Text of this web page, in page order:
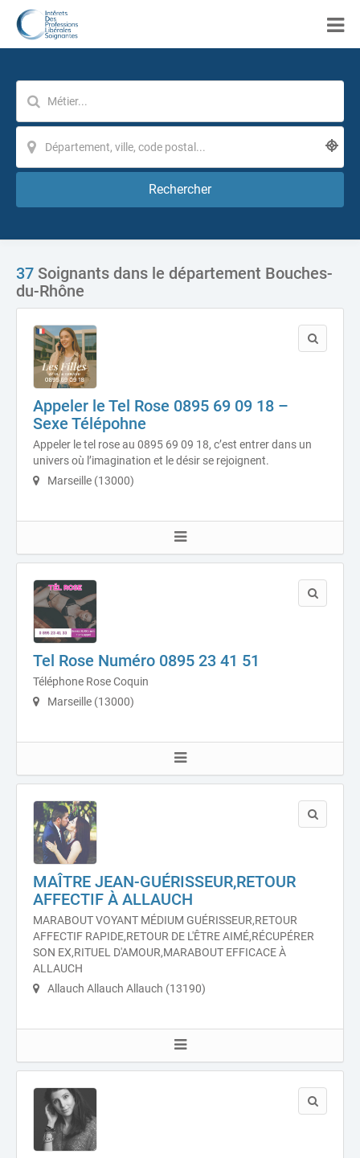
Rechercher
37 Soignants dans le département Bouches-
du-Rhône
Appeler le Tel Rose 0895 69 09 18 –
Sexe Télépohne
Appeler le tel rose au 0895 69 09 18, c’est entrer dans un
univers où l’imagination et le désir se rejoignent.
Marseille (13000)
Tel Rose Numéro 0895 23 41 51
Téléphone Rose Coquin
Marseille (13000)
MAÎTRE JEAN-GUÉRISSEUR,RETOUR
AFFECTIF À ALLAUCH
MARABOUT VOYANT MÉDIUM GUÉRISSEUR,RETOUR
AFFECTIF RAPIDE,RETOUR DE L'ÊTRE AIMÉ,RÉCUPÉRER
SON EX,RITUEL D'AMOUR,MARABOUT EFFICACE À
ALLAUCH
Allauch Allauch Allauch (13190)